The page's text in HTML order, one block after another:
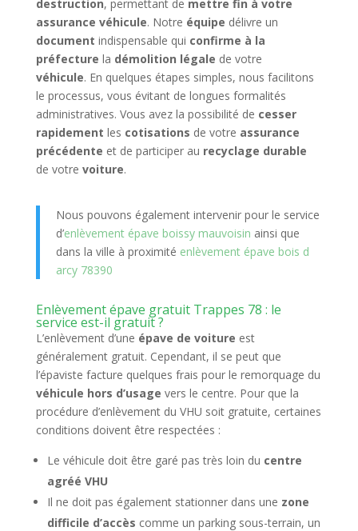
destruction, permettant de mettre fin à votre
assurance véhicule. Notre équipe délivre un
document indispensable qui confirme à la
préfecture la démolition légale de votre
véhicule. En quelques étapes simples, nous facilitons
le processus, vous évitant de longues formalités
administratives. Vous avez la possibilité de cesser
rapidement les cotisations de votre assurance
précédente et de participer au recyclage durable
de votre voiture.
Nous pouvons également intervenir pour le service
d’enlèvement épave boissy mauvoisin ainsi que
dans la ville à proximité enlèvement épave bois d
arcy 78390
Enlèvement épave gratuit Trappes 78 : le
service est-il gratuit ?
L’enlèvement d’une épave de voiture est
généralement gratuit. Cependant, il se peut que
l’épaviste facture quelques frais pour le remorquage du
véhicule hors d’usage vers le centre. Pour que la
procédure d’enlèvement du VHU soit gratuite, certaines
conditions doivent être respectées :
Le véhicule doit être garé pas très loin du centre
agréé VHU
Il ne doit pas également stationner dans une zone
difficile d’accès comme un parking sous-terrain, un